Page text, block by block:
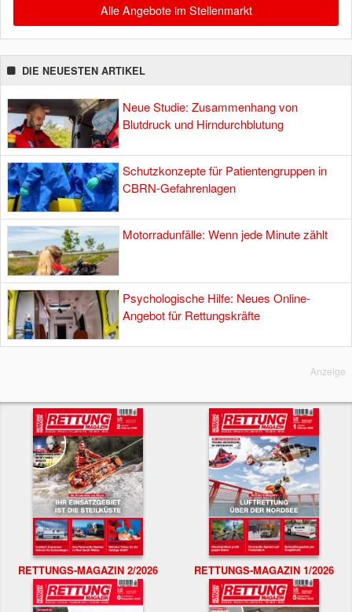
Alle Angebote im Stellenmarkt
DIE NEUESTEN ARTIKEL
Neue Studie: Zusammenhang von
Blutdruck und Hirndurchblutung
Schutzkonzepte für Patientengruppen in
CBRN-Gefahrenlagen
Motorradunfälle: Wenn jede Minute zählt
Psychologische Hilfe: Neues Online-
Angebot für Rettungskräfte
Anzeige
RETTUNGS-MAGAZIN 2/2026 RETTUNGS-MAGAZIN 1/2026